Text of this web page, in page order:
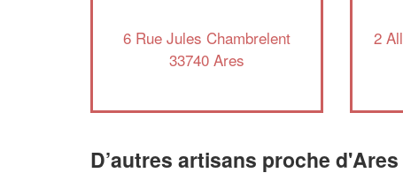
6 Rue Jules Chambrelent
33740 Ares
2
D’autres artisans proche d'Ares